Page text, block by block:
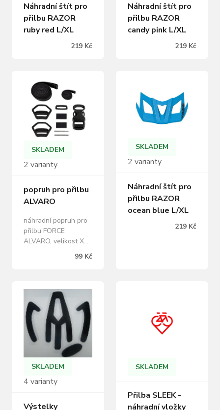
Náhradní štít pro
přilbu RAZOR
ruby red L/XL
219 Kč
Náhradní štít pro
přilbu RAZOR
candy pink L/XL
219 Kč
SKLADEM
2 varianty
popruh pro přilbu
ALVARO
náhradní popruh pro
přilbu FORCE
ALVARO, velikost XS-
S, S-M, L-XL kratší a
kolík, přezka, koncové
táhlo, 2x průvlek
popruhu návod na
výměnu popruhu v
sekci " ke stažení"
černá barva baleno v
99 Kč
SKLADEM
2 varianty
Náhradní štít pro
přilbu RAZOR
ocean blue L/XL
219 Kč
SKLADEM
4 varianty
Výstelky
SKLADEM
Přilba SLEEK -
náhradní vložky